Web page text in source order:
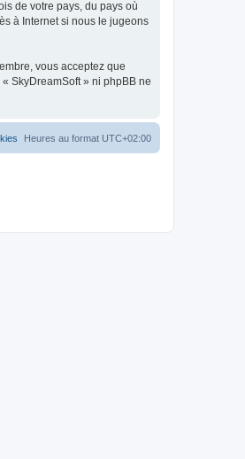
de votre pays, du pays où
à Internet si nous le jugeons
vous acceptez que
SkyDreamSoft » ni phpBB ne
Heures au format UTC+02:00